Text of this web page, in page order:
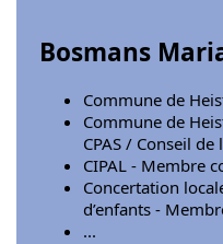
Bosmans
Commune de
Commune de
CPAS / Conseil
CIPAL - Membre
Concertation
d’enfants -
...